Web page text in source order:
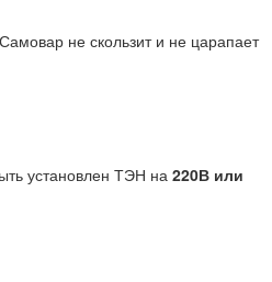
не скользит и не царапает
установлен ТЭН на 220В или